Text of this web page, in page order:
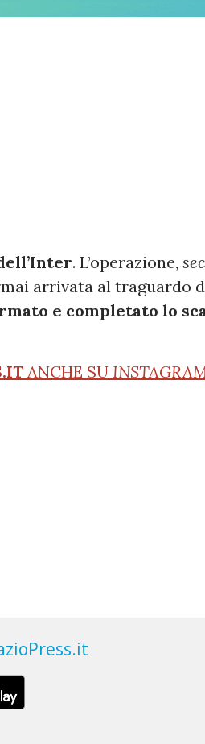
. L’operazione,
arrivata al traguardo
e completato lo
ANCHE SU